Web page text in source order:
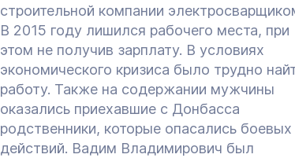
строительной компании
В 2015 году лишился рабочего места, при
этом не получив зарплату. В условиях
экономического кризиса было трудно
работу. Также на содержании мужчины
оказались приехавшие с Донбасса
родственники, которые опасались боевых
действий. Вадим Владимирович был